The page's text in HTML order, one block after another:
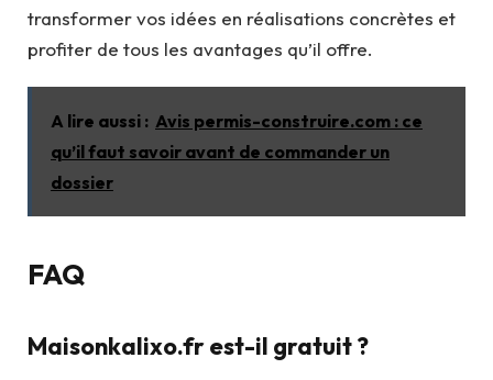
transformer vos idées en réalisations concrètes et
profiter de tous les avantages qu’il offre.
A lire aussi : Avis permis-construire.com : ce
qu’il faut savoir avant de commander un
dossier
FAQ
Maisonkalixo.fr est-il gratuit ?